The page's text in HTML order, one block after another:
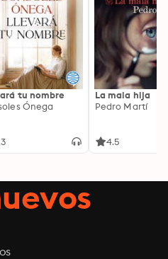
tu nombre
Ónega
La mala hija
Pedro Martí
4.5